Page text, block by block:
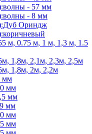
- 57 мм
- 8 мм
Ориндж
м, 0.75 м, 1 м, 1,3 м, 1.5
1,8м, 2,1м, 2,3м, 2,5м
1,8м, 2м, 2,2м
мм
мм
мм
мм
мм
мм